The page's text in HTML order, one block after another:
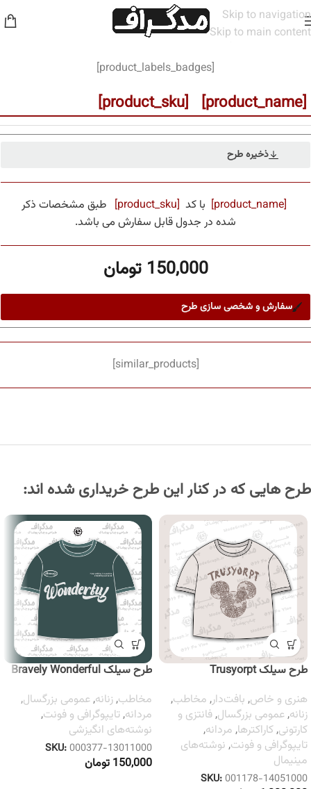
Skip to navigation
Skip to main content
خانه/مخاطب /مردانه
[product_labels_badges]
[product_name] [product_sku]
ذخیره طرح
[product_name] با کد [product_sku]
طبق مشخصات ذکر
شده در جدول قابل سفارش می باشد.
150,000 تومان
سفارش و شخصی سازی طرح
[similar_products]
طرح هایی که در کنار این طرح خریداری شده اند:
طرح سیلک Trusyorpt
هنری و خاص, بافت‌دار, مخاطب,
زنانه,عمومی بزرگسال,فانتزی و
کارتونی,کاراکترها, مردانه,
تایپوگرافی و فونت, نوشته‌های
مینیمال
SKU:001178-14051000
طرح سیلک Bravely Wonderful
مخاطب,زنانه,عمومی بزرگسال,
مردانه,تایپوگرافی و فونت,
نوشته‌های انگیزشی
SKU:000377-13011000
150,000 تومان